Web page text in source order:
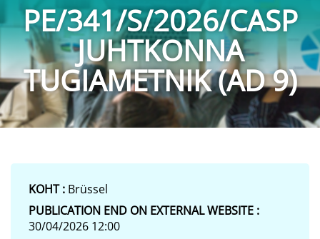
PE/341/S/2026/CASP
JUHTKONNA
TUGIAMETNIK (AD 9)
KOHT : Brüssel
PUBLICATION END ON EXTERNAL WEBSITE :
30/04/2026 12:00